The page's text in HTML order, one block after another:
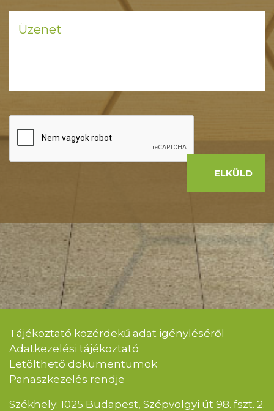
ELKÜLD
Tájékoztató közérdekű adat igényléséről
Adatkezelési tájékoztató
Letölthető dokumentumok
Panaszkezelés rendje
Székhely: 1025 Budapest, Szépvölgyi út 98. fszt. 2.